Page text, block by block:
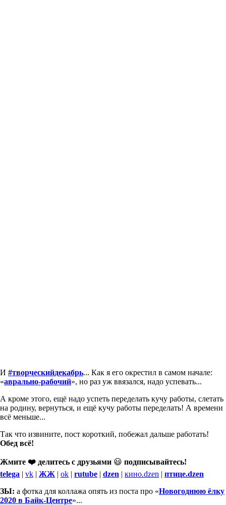
И #творческийдекабрь... Как я его окрестил в самом начале:
«аврально-рабочий», но раз уж ввязался, надо успевать...
А кроме этого, ещё надо успеть переделать кучу работы, слетать
на родину, вернуться, и ещё кучу работы переделать! А времени
всё меньше...
Так что извините, пост короткий, побежал дальше работать!
Обед всё!
Жмите ❤️ делитесь с друзьями 😃 подписывайтесь!
telega | vk | ЖЖ | ok | rutube | dzen | кино.dzen | птице.dzen
ЗЫ: а фотка для коллажа опять из поста про «Новогоднюю ёлку
2020 в Байк-Центре»...